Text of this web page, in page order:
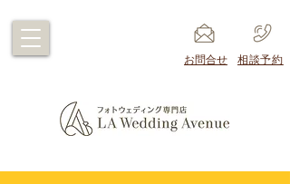
​お問合せ ​相談予約